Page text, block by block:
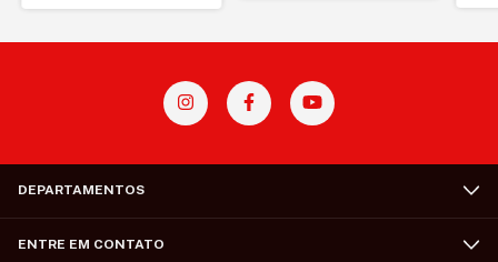
DEPARTAMENTOS
ENTRE EM CONTATO